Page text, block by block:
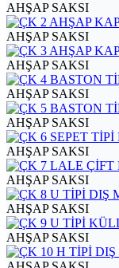
AHŞAP SAKSI
AHŞAP SAKSI
AHŞAP SAKSI
AHŞAP SAKSI
AHŞAP SAKSI
AHŞAP SAKSI
AHŞAP SAKSI
AHŞAP SAKSI
AHŞAP SAKSI